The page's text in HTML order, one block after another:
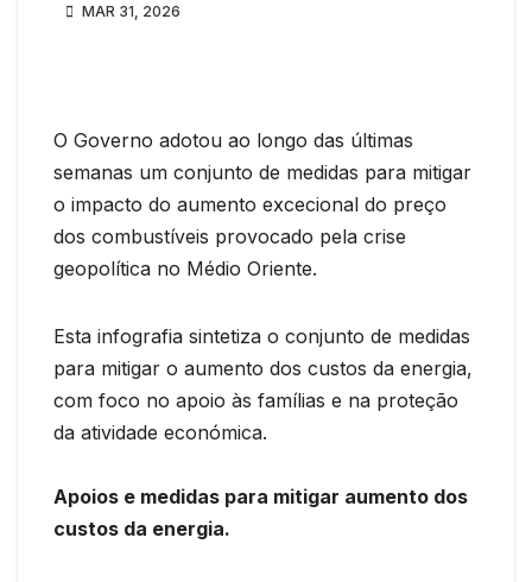
MAR 31, 2026
O Governo adotou ao longo das últimas
semanas um conjunto de medidas para mitigar
o impacto do aumento excecional do preço
dos combustíveis provocado pela crise
geopolítica no Médio Oriente.
Esta infografia sintetiza o conjunto de medidas
para mitigar o aumento dos custos da energia,
com foco no apoio às famílias e na proteção
da atividade económica.
Apoios e medidas para mitigar aumento dos
custos da energia.